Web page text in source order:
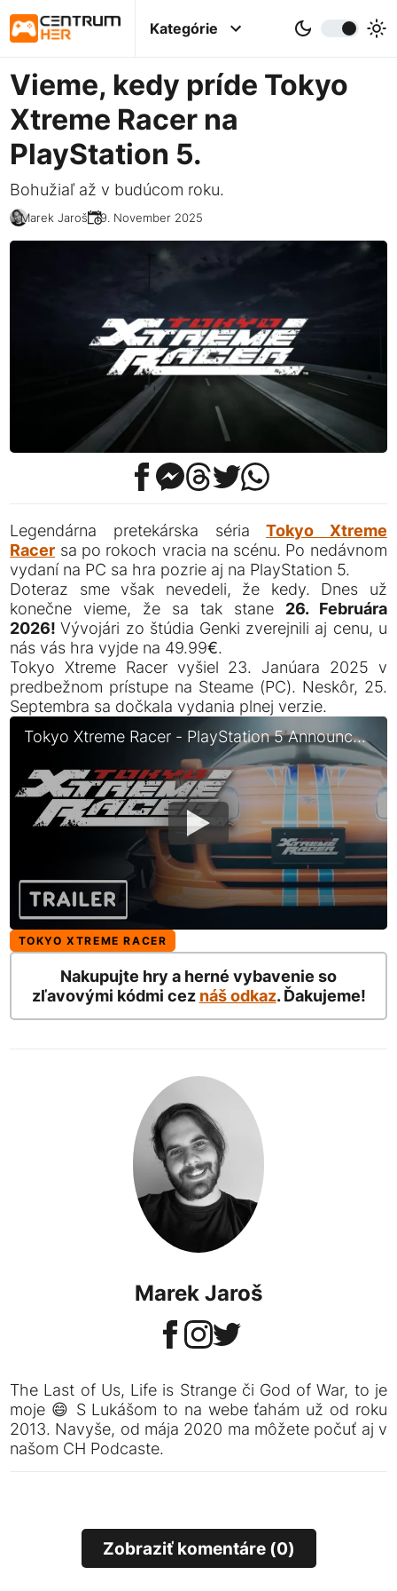
Kategórie
Vieme, kedy príde Tokyo
Xtreme Racer na
PlayStation 5.
Bohužiaľ až v budúcom roku.
Marek Jaroš 19. November 2025
Legendárna pretekárska sériaTokyo Xtreme
Racer sa po rokoch vracia na scénu. Po nedávnom
vydaní na PC sa hra pozrie aj na PlayStation 5.
Doteraz sme však nevedeli, že kedy. Dnes už
konečne vieme, že sa tak stane 26. Februára
2026!Vývojári zo štúdia Genki zverejnili aj cenu, u
nás vás hra vyjde na 49.99€.
Tokyo Xtreme Racer vyšiel 23. Janúara 2025 v
predbežnom prístupe na Steame (PC). Neskôr, 25.
Septembra sa dočkala vydania plnej verzie.
Tokyo Xtreme Racer - PlayStation 5 Announcement Trailer | State of Play 2025
TOKYO XTREME RACER
Nakupujte hry a herné vybavenie so
zľavovými kódmi cez náš odkaz. Ďakujeme!
Marek Jaroš
The Last of Us, Life is Strange či God of War, to je
moje 😄 S Lukášom to na webe ťahám už od roku
2013. Navyše, od mája 2020 ma môžete počuť aj v
našom CH Podcaste.
Zobraziť komentáre (0)